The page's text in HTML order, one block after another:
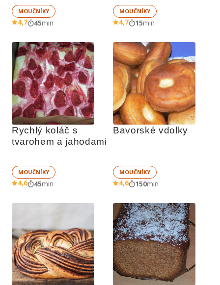
MOUČNÍKY
4,7 45min
MOUČNÍKY
4,7 15min
Rychlý koláč s
tvarohem a jahodami
MOUČNÍKY
4,6 45min
Bavorské vdolky
MOUČNÍKY
4,6 150min